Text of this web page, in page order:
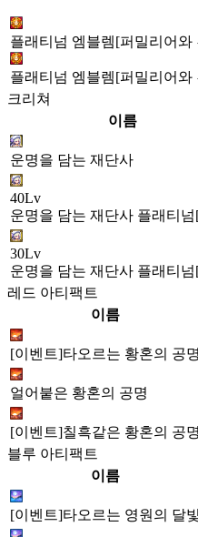
플래티넘 엠블렘[퍼밀리어와
플래티넘 엠블렘[퍼밀리어와
크리쳐
이름
운명을 담는 재단사
40Lv
운명을 담는 재단사 플래티
30Lv
운명을 담는 재단사 플래티
레드 아티팩트
이름
[이벤트]타오르는 황혼의 공명
얼어붙은 황혼의 공명
[이벤트]칠흑같은 황혼의 공명
블루 아티팩트
이름
[이벤트]타오르는 영원의 달빛